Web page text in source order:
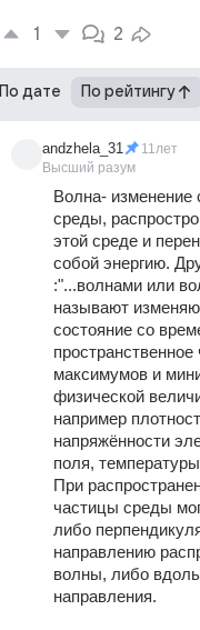
1 2
По дате По рейтингу
andzhela_31
Высший разум
11лет
Волна- изменение
среды,
этой среде и
собой энергию.
:"...волнами или
называют
состояние со
максимумов и
физической
например
напряжённости
поля,
При
частицы среды
либо
направлению
волны, либо вдоль
направления.